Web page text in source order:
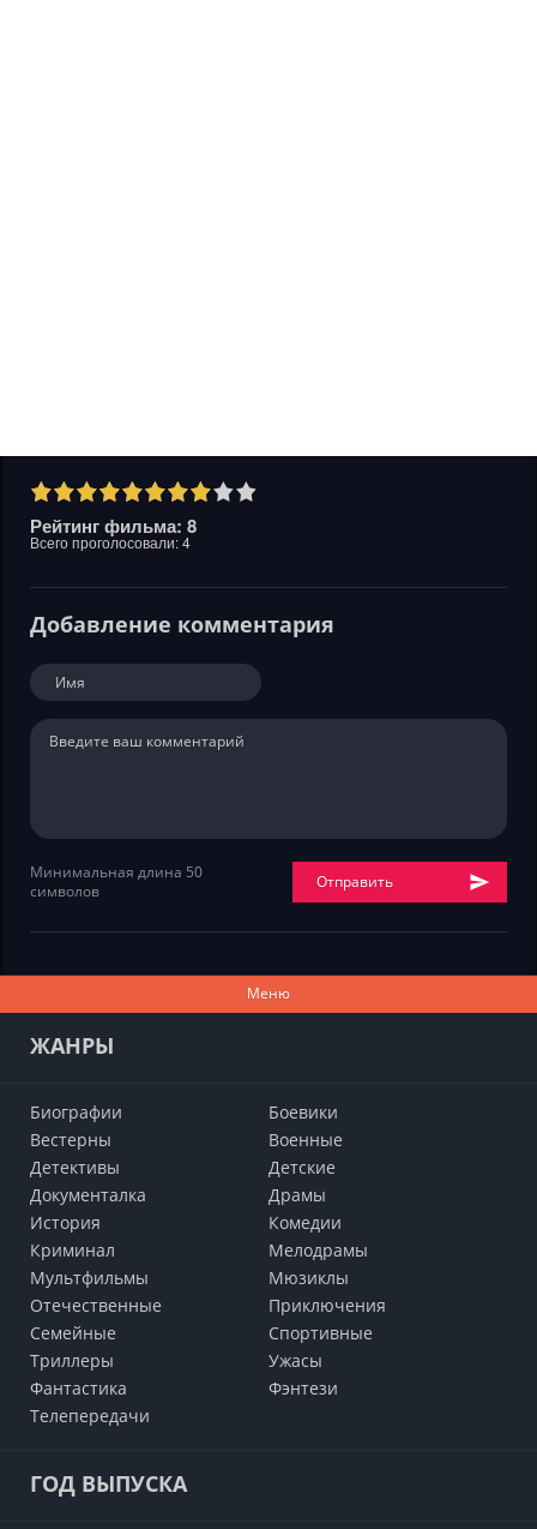
Рейтинг фильма: 8
Всего проголосовали:4
Добавление комментария
Минимальная длина 50
символов
Отправить
Меню
ЖАНРЫ
Биографии
Боевики
Вестерны
Военные
Детективы
Детские
Документалка
Драмы
История
Комедии
Криминал
Мелодрамы
Мультфильмы
Мюзиклы
Отечественные
Приключения
Семейные
Cпортивные
Триллеры
Ужасы
Фантастика
Фэнтези
Телепередачи
ГОД ВЫПУСКА